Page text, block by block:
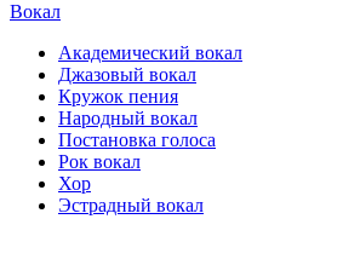
Вокал
Академический вокал
Джазовый вокал
Кружок пения
Народный вокал
Постановка голоса
Рок вокал
Хор
Эстрадный вокал